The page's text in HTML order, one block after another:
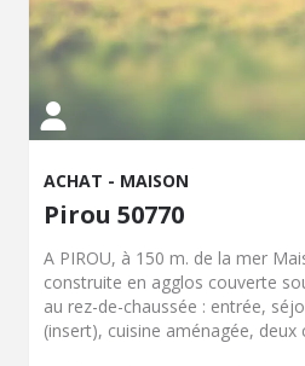
ACHAT - MAISON
Pirou 50770
A PIROU, à 150 m. de la mer
construite en agglos couverte
au rez-de-chaussée : entrée,
(insert), cuisine aménagée, deux